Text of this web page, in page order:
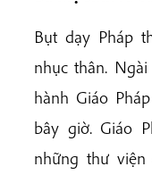
Bụt dạy Pháp
nhục thân.
hành Giáo
bây giờ. Giáo
những thư